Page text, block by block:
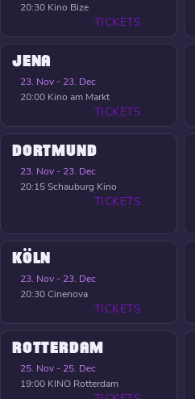
20:30 Kino Bize
TICKETS
JENA
23. Nov - 23. Dec
20:00 Kino am Markt
TICKETS
DORTMUND
23. Nov - 23. Dec
20:15Schauburg Kino
TICKETS
KÖLN
23. Nov - 23. Dec
20:30Cinenova
TICKETS
ROTTERDAM
25. Nov - 25. Dec
19:00 KINO Rotterdam